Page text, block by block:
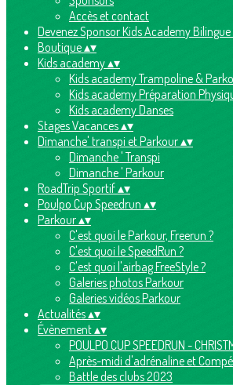
Accès et contact
Devenez Sponsor Kids Academy Bilingue
Boutique▴▾
Kids academy▴▾
Kids academy Trampoline &
Kids academy Préparation
Kids academy Danses
Stages Vacances▴▾
Dimanche' transpi et Parkour▴▾
Dimanche ' Transpi
Dimanche ' Parkour
RoadTrip Sportif▴▾
Poulpo Cup Speedrun ▴▾
Parkour▴▾
C'est quoi le Parkour, Freerun ?
C'est quoi le SpeedRun ?
C'est quoi l'airbag FreeStyle ?
Galeries photos Parkour
Galeries vidéos Parkour
Actualités▴▾
Évènement▴▾
POULPO CUP SPEEDRUN -
Après-midi d'adrénaline et
Battle des clubs 2023